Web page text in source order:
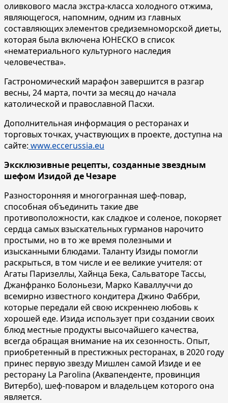
оливкового масла экстра-класса холодного отжима,
являющегося, напомним, одним из главных
составляющих элементов средиземноморской диеты,
которая была включена ЮНЕСКО в список
«нематериального культурного наследия
человечества».
Гастрономический марафон завершится в разгар
весны, 24 марта, почти за месяц до начала
католической и православной Пасхи.
Дополнительная информация о ресторанах и
торговых точках, участвующих в проекте, доступна на
сайте: www.eccerussia.eu
Эксклюзивные рецепты, созданные звездным
шефом Изидой де Чезаре
Разносторонняя и многогранная шеф-повар,
способная объединить такие две
противоположности, как сладкое и соленое, покоряет
сердца самых взыскательных гурманов нарочито
простыми, но в то же время полезными и
изысканными блюдами. Таланту Изиды помогли
раскрыться, в том числе и ее великие учителя: от
Агаты Паризеллы, Хайнца Бека, Сальваторе Тассы,
Джанфранко Болоньези, Марко Каваллуччи до
всемирно известного кондитера Джино Фаббри,
которые передали ей свою искреннею любовь к
хорошей еде. Изида использует при создании своих
блюд местные продукты высочайшего качества,
всегда обращая внимание на их сезонность. Опыт,
приобретенный в престижных ресторанах, в 2020 году
принес первую звезду Мишлен самой Изиде и ее
ресторану La Parolina (Аквапенденте, провинция
Витербо), шеф-поваром и владельцем которого она
является.